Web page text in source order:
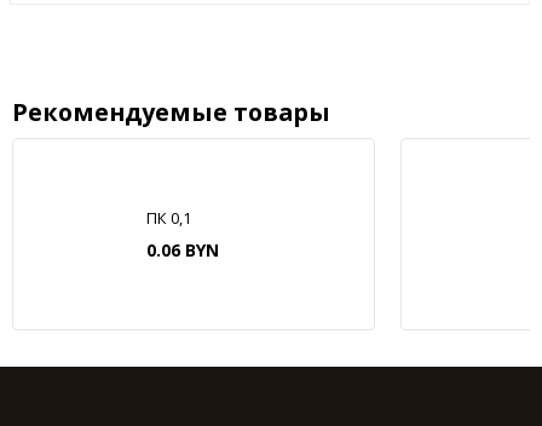
Рекомендуемые товары
ПК 0,1
0.06 BYN